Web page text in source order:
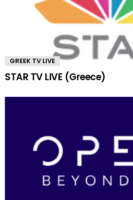
GREEK TV LIVE
STAR TV LIVE (Greece)